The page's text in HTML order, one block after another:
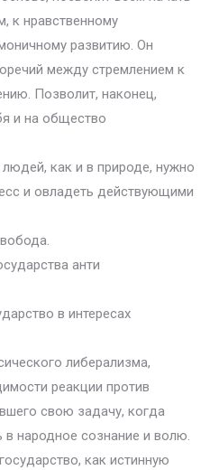
к нравственному
развитию. Он
между стремлением к
Позволит, наконец,
и на общество
как и в природе, нужно
и овладеть действующими
анти
в интересах
либерализма,
реакции против
свою задачу, когда
в народное сознание и волю.
как истинную